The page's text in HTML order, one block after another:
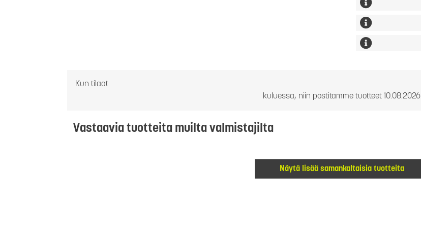
Kun tilaat
kuluessa, niin postitamme tuotteet 10.08.2026
Vastaavia tuotteita muilta valmistajilta
Näytä lisää samankaltaisia tuotteita